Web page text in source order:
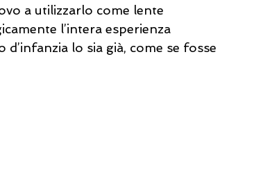
a utilizzarlo come lente
l’intera esperienza
lo sia già, come se fosse